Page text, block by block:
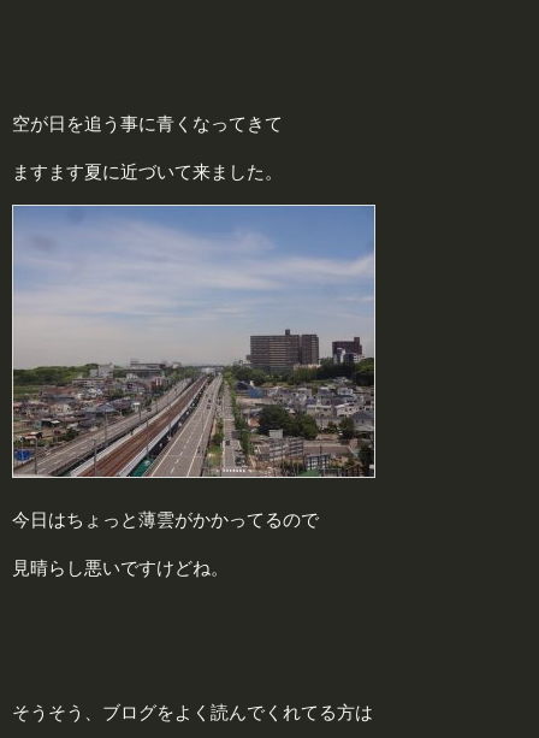
空が日を追う事に青くなってきて
ますます夏に近づいて来ました。
今日はちょっと薄雲がかかってるので
見晴らし悪いですけどね。
そうそう、ブログをよく読んでくれてる方は